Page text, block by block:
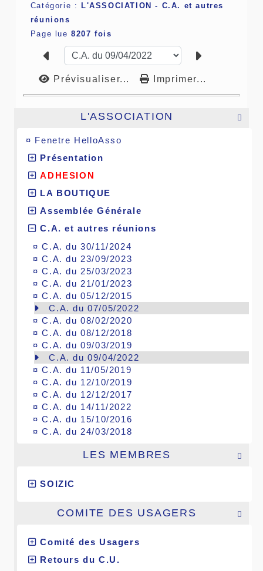

L'ASSOCIATION
¤ Fenetre HelloAsso
Présentation
ADHESION
LA BOUTIQUE
Assemblée Générale
C.A. et autres réunions
¤C.A. du 30/11/2024
¤C.A. du 23/09/2023
¤C.A. du 25/03/2023
¤C.A. du 21/01/2023
¤C.A. du 05/12/2015
C.A. du 07/05/2022
¤C.A. du 08/02/2020
¤C.A. du 08/12/2018
¤C.A. du 09/03/2019
C.A. du 09/04/2022
¤C.A. du 11/05/2019
¤C.A. du 12/10/2019
¤C.A. du 12/12/2017
¤C.A. du 14/11/2022
¤C.A. du 15/10/2016
¤C.A. du 24/03/2018

LES MEMBRES
SOIZIC

COMITE DES USAGERS
Comité des Usagers
Retours du C.U.
Catégorie :
L'ASSOCIATION - C.A. et autres
réunions
Page lue8207 fois
Prévisualiser... Imprimer...